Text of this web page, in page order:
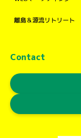
離島＆源流リトリート
Contact